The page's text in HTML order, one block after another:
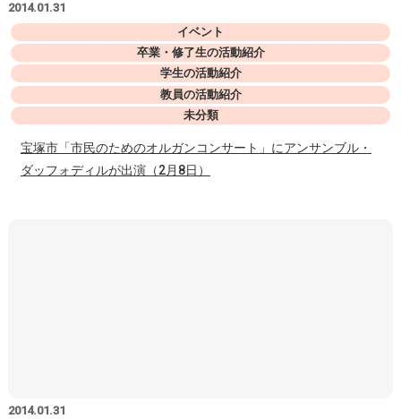
2014.01.31
イベント
卒業・修了生の活動紹介
学生の活動紹介
教員の活動紹介
未分類
宝塚市「市民のためのオルガンコンサート」にアンサンブル・
ダッフォディルが出演（2月8日）
2014.01.31